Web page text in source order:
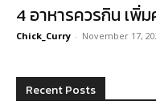
4 อาหารควรกิน เพิ่
Chick_Curry - November 17,
Recent Posts